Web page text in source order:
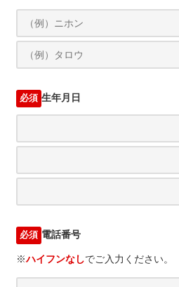
必須 生年月日
必須 電話番号
※ハイフンなしでご入力ください。